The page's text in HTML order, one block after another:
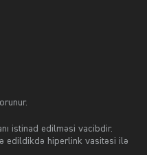
istinad edilməsi vacibdir.
edildikdə hiperlink vasitəsi ilə